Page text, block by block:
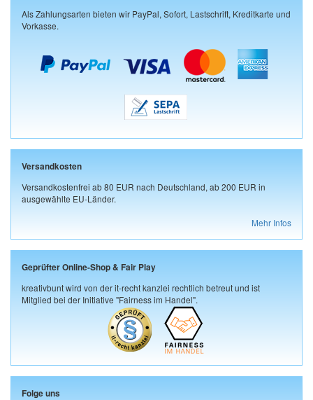
Als Zahlungsarten bieten wir PayPal, Sofort, Lastschrift, Kreditkarte und
Vorkasse.
Versandkosten
Versandkostenfrei ab 80 EUR nach Deutschland, ab 200 EUR in
ausgewählte EU-Länder.
Mehr Infos
Geprüfter Online-Shop & Fair Play
kreativbunt wird von der it-recht kanzlei rechtlich betreut und ist
Mitglied bei der Initiative "Fairness im Handel".
Folge uns